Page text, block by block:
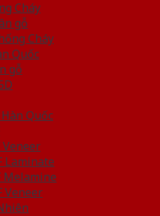
Cháy
gỗ
Cháy
Quốc
gỗ
Quốc
Veneer
Laminate
Melamine
Veneer